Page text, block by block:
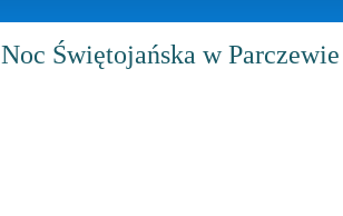
Noc Świętojańska w